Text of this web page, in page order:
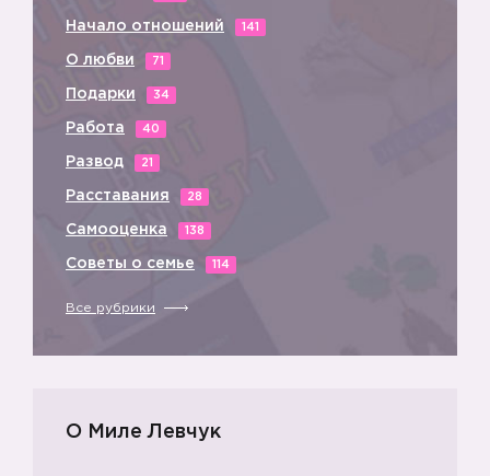
Начало отношений 141
О любви 71
Подарки 34
Работа 40
Развод 21
Расставания 28
Самооценка 138
Советы о семье 114
Все рубрики
О Миле Левчук